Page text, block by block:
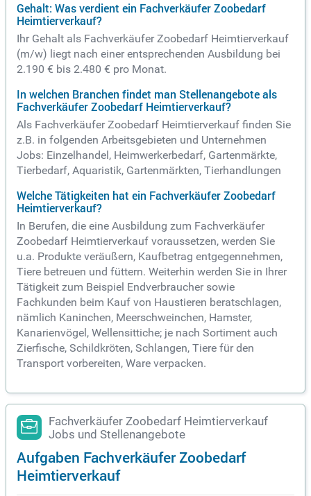
Gehalt: Was verdient ein Fachverkäufer Zoobedarf
Heimtierverkauf?
Ihr Gehalt als Fachverkäufer Zoobedarf Heimtierverkauf
(m/w) liegt nach einer entsprechenden Ausbildung bei
2.190 € bis 2.480 € pro Monat.
In welchen Branchen findet man Stellenangebote als
Fachverkäufer Zoobedarf Heimtierverkauf?
Als Fachverkäufer Zoobedarf Heimtierverkauf finden Sie
z.B. in folgenden Arbeitsgebieten und Unternehmen
Jobs: Einzelhandel, Heimwerkerbedarf, Gartenmärkte,
Tierbedarf, Aquaristik, Gartenmärkten, Tierhandlungen
Welche Tätigkeiten hat ein Fachverkäufer Zoobedarf
Heimtierverkauf?
In Berufen, die eine Ausbildung zum Fachverkäufer
Zoobedarf Heimtierverkauf voraussetzen, werden Sie
u.a. Produkte veräußern, Kaufbetrag entgegennehmen,
Tiere betreuen und füttern. Weiterhin werden Sie in Ihrer
Tätigkeit zum Beispiel Endverbraucher sowie
Fachkunden beim Kauf von Haustieren beratschlagen,
nämlich Kaninchen, Meerschweinchen, Hamster,
Kanarienvögel, Wellensittiche; je nach Sortiment auch
Zierfische, Schildkröten, Schlangen, Tiere für den
Transport vorbereiten, Ware verpacken.
Fachverkäufer Zoobedarf Heimtierverkauf
Jobs und Stellenangebote
Aufgaben Fachverkäufer Zoobedarf
Heimtierverkauf